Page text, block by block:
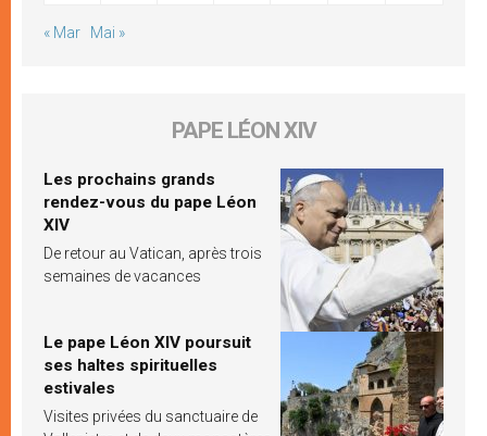
« Mar Mai »
PAPE LÉON XIV
Les prochains grands
rendez-vous du pape Léon
XIV
De retour au Vatican, après trois
semaines de vacances
Le pape Léon XIV poursuit
ses haltes spirituelles
estivales
Visites privées du sanctuaire de